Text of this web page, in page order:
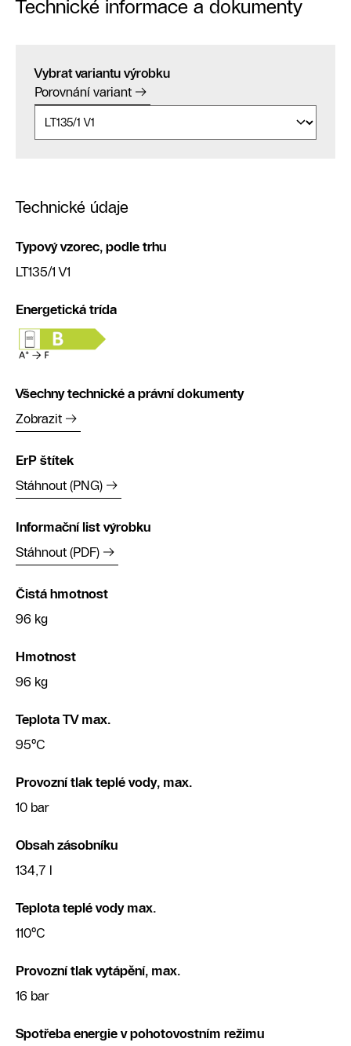
Technické informace a dokumenty
Vybrat variantu výrobku
Porovnání variant
Technické údaje
Typový vzorec, podle trhu
LT135/1 V1
Energetická trída
Všechny technické a právní dokumenty
Zobrazit
ErP štítek
Stáhnout (PNG)
Informační list výrobku
Stáhnout (PDF)
Čistá hmotnost
96 kg
Hmotnost
96 kg
Teplota TV max.
95°C
Provozní tlak teplé vody, max.
10 bar
Obsah zásobníku
134,7 l
Teplota teplé vody max.
110°C
Provozní tlak vytápění, max.
16 bar
Spotřeba energie v pohotovostním režimu